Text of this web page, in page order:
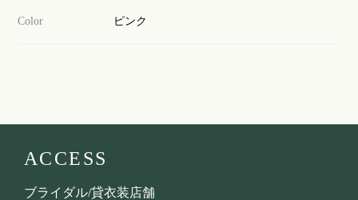
Color ピンク
ACCESS
ブライダル/貸衣装店舗